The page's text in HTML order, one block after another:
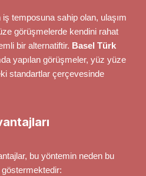
temposuna sahip olan, ulaşım
görüşmelerde kendini rahat
bir alternatiftir. Basel Türk
yapılan görüşmeler, yüz yüze
standartlar çerçevesinde
bu yöntemin neden bu
göstermektedir: